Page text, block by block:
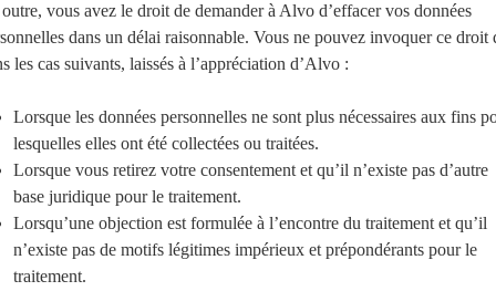
vous avez le droit de demander à Alvo d’effacer vos données
dans un délai raisonnable. Vous ne pouvez invoquer ce droit
les cas suivants, laissés à l’appréciation d’Alvo :
Lorsque les données personnelles ne sont plus nécessaires aux fins
lesquelles elles ont été collectées ou traitées.
Lorsque vous retirez votre consentement et qu’il n’existe pas d’autre
base juridique pour le traitement.
Lorsqu’une objection est formulée à l’encontre du traitement et qu’il
n’existe pas de motifs légitimes impérieux et prépondérants pour le
traitement.